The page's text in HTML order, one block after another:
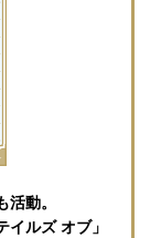
動。
イルズ オブ」